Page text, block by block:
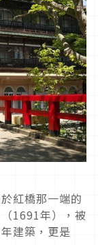
紅橋那一端的
1691年），被
建築，更是